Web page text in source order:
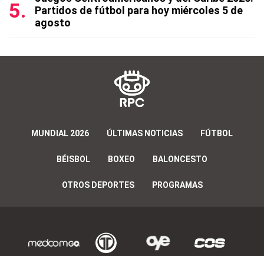
Partidos de fútbol para hoy miércoles 5 de
agosto
MUNDIAL 2026 ÚLTIMAS NOTICIAS FÚTBOL
BÉISBOL BOXEO BALONCESTO
OTROS DEPORTES PROGRAMAS